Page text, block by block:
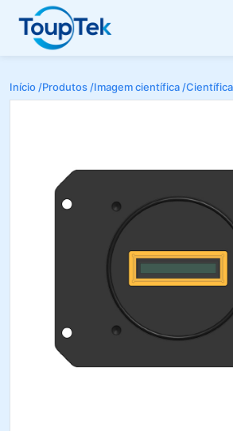
Início /Produtos /Imagem científica /